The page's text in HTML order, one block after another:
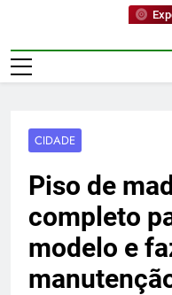
CIDADE
Piso de
completo
modelo e